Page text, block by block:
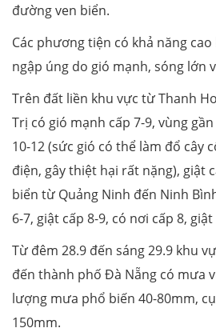
đường ven biển.
Các phương tiện có khả năng
ngập úng do gió mạnh, sóng lớn
Trên đất liền khu vực từ Thanh
Trị có gió mạnh cấp 7-9, vùng
10-12 (sức gió có thể làm đổ cây
điện, gây thiệt hại rất nặng), giật
biển từ Quảng Ninh đến Ninh
6-7, giật cấp 8-9, có nơi cấp 8, giật
Từ đêm 28.9 đến sáng 29.9 khu
đến thành phố Đà Nẵng có mưa
lượng mưa phổ biến 40-80mm,
150mm.